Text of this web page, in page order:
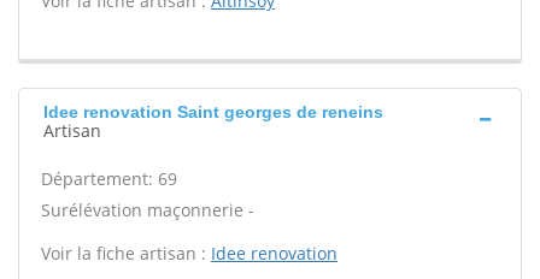
Idee renovation Saint georges de reneins
Artisan
Département: 69
Surélévation maçonnerie -
Voir la fiche artisan : Idee renovation